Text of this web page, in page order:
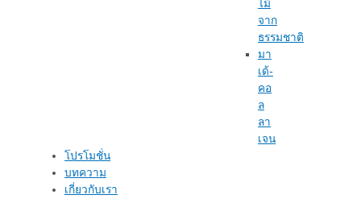
ไม้
จาก
ธรรมชาติ
มา
เด้-
คอ
ล
ลา
เจน
โปรโมชั่น
บทความ
เกี่ยวกับเรา